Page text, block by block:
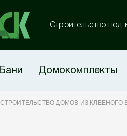
Строительство под
Бани Домокомплекты
СТРОИТЕЛЬСТВО ДОМОВ ИЗ КЛЕЕНОГО